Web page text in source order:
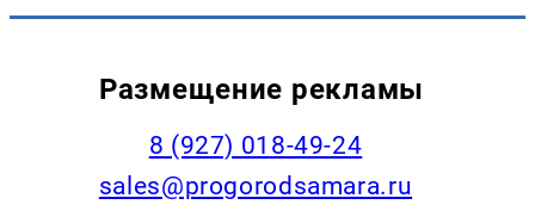
Размещение рекламы
8 (927) 018-49-24
sales@progorodsamara.ru